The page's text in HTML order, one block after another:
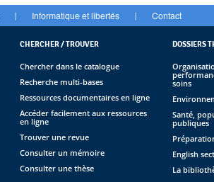
| Informatique et libertés | Contact
CHERCHER / TROUVER
Chercher dans le catalogue
Recherche multi-bases
Ressources documentaires en ligne
Accéder facilement aux ressources
en ligne
Trouver une revue
Consulter un mémoire
Consulter une thèse
DOSSIERS
soins
Santé,
publiques
English
La